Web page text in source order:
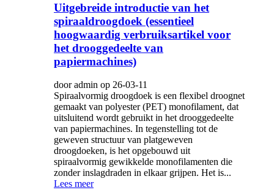
Uitgebreide introductie van het
spiraaldroogdoek (essentieel
hoogwaardig verbruiksartikel voor
het drooggedeelte van
papiermachines)
door admin op 26-03-11
Spiraalvormig droogdoek is een flexibel droognet
gemaakt van polyester (PET) monofilament, dat
uitsluitend wordt gebruikt in het drooggedeelte
van papiermachines. In tegenstelling tot de
geweven structuur van platgeweven
droogdoeken, is het opgebouwd uit
spiraalvormig gewikkelde monofilamenten die
zonder inslagdraden in elkaar grijpen. Het is...
Lees meer